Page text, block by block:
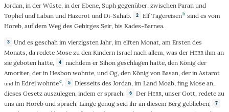
Jordan, in der Wüste, in der Ebene, Suph gegenüber, zwischen Paranund
Tophelund Labanund Hazerotund Di-Sahab. 2 Elf Tagereisenb sind es vom
Horeb, auf dem Wegdes Gebirges Seir, bis Kades-Barnea.
3 Und esgeschah imvierzigsten Jahr, imelften Monat, amErsten des
Monats, da redete Mose zuden Kindern Israelnach allem, was der HERRihm an
sie geboten hatte, 4 nachdem erSihon geschlagen hatte, denKönig der
Amoriter, derin Hesbon wohnte, und Og, den Königvon Basan, derin Astarot
undin Edrei wohntec. 5 Diesseits desJordan, imLand Moab,fing Mose an,
dieses Gesetz auszulegen, indem er sprach: 6 Der HERR, unserGott,redete zu
uns am Horebund sprach: Langegenug seid ihr an diesem Berg geblieben; 7